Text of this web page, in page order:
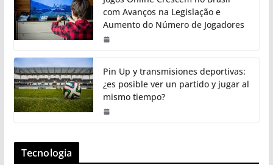
com Avanços na Legislação e
Aumento do Número de Jogadores
Pin Up y transmisiones deportivas:
¿es posible ver un partido y jugar al
mismo tiempo?
Tecnologia